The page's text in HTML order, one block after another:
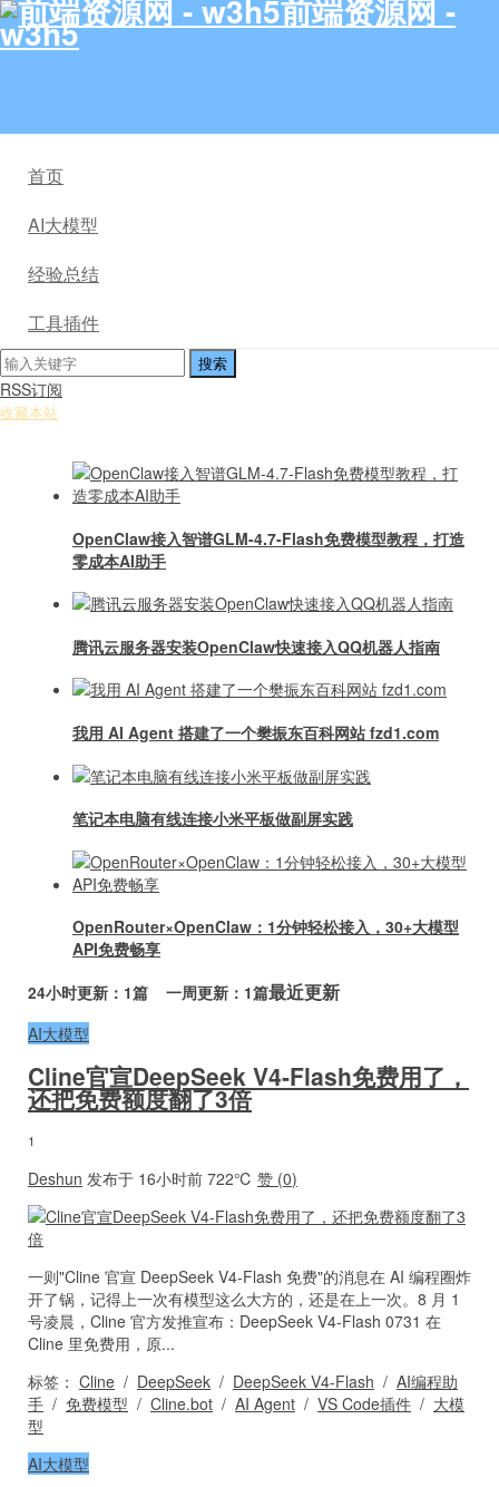
前端资源网 -
w3h5
首页
AI大模型
经验总结
工具插件
RSS订阅
收藏本站
OpenClaw接入智谱GLM-4.7-Flash免费模型教程，打造
零成本AI助手
腾讯云服务器安装OpenClaw快速接入QQ机器人指南
我用 AI Agent 搭建了一个樊振东百科网站 fzd1.com
笔记本电脑有线连接小米平板做副屏实践
OpenRouter×OpenClaw：1分钟轻松接入，30+大模型
API免费畅享
24小时更新：1篇 一周更新：1篇最近更新
AI大模型
Cline官宣DeepSeek V4-Flash免费用了，
还把免费额度翻了3倍
1
Deshun 发布于 16小时前 722℃ 赞 (0)
一则"Cline 官宣 DeepSeek V4-Flash 免费"的消息在 AI 编程圈炸
开了锅，记得上一次有模型这么大方的，还是在上一次。8 月 1
号凌晨，Cline 官方发推宣布：DeepSeek V4-Flash 0731 在
Cline 里免费用，原...
标签： Cline / DeepSeek / DeepSeek V4-Flash / AI编程助
手 / 免费模型 / Cline.bot / AI Agent / VS Code插件 / 大模
型
AI大模型